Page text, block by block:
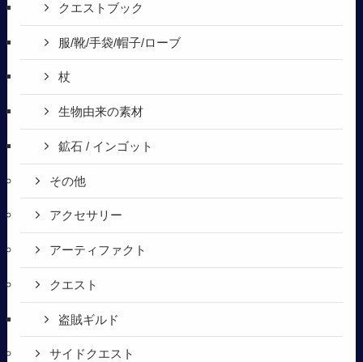
クエストブック
服/靴/手袋/帽子/ローブ
杖
生物由来の素材
鉱石 / インゴット
その他
アクセサリー
アーティファクト
クエスト
盗賊ギルド
サイドクエスト